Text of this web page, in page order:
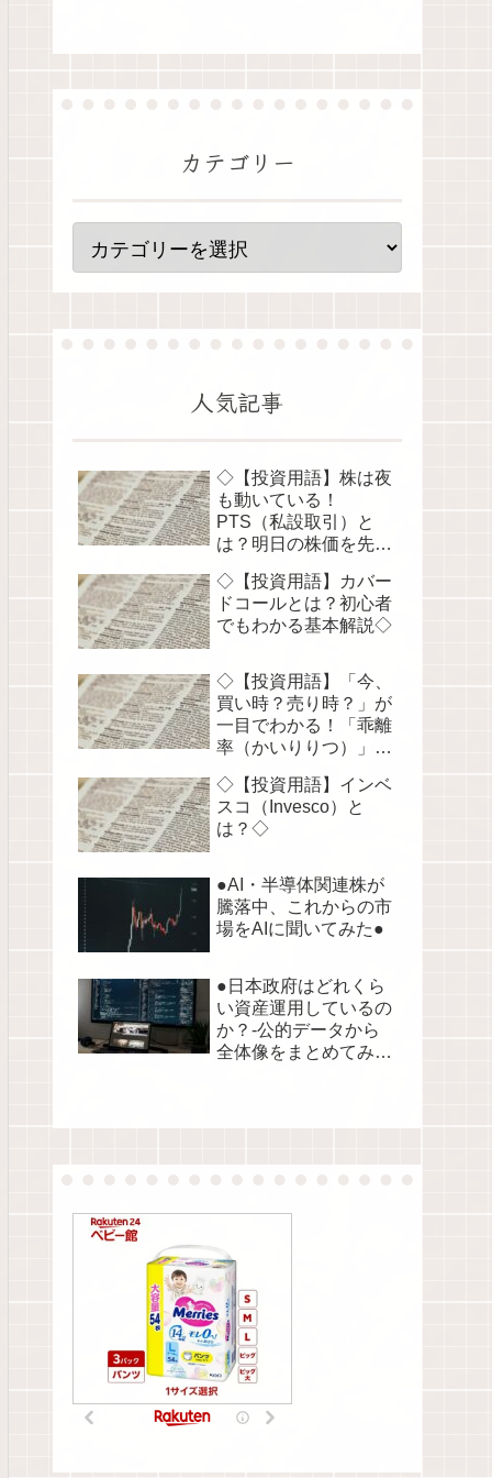
カテゴリー
人気記事
◇【投資用語】株は夜
も動いている！
PTS（私設取引）と
は？明日の株価を先読
◇【投資用語】カバー
ドコールとは？初心者
でもわかる基本解説◇
◇【投資用語】「今、
買い時？売り時？」が
一目でわかる！「乖離
率（かいりりつ）」を
◇【投資用語】インベ
スコ（Invesco）と
は？◇
●AI・半導体関連株が
騰落中、これからの市
場をAIに聞いてみた●
●日本政府はどれくら
い資産運用しているの
か？-公的データから
全体像をまとめてみま